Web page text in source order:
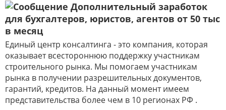
Дополнительный заработок
для бухгалтеров, юристов, агентов от 50 тыс
в месяц
Единый центр консалтинга - это компания, которая
оказывает всестороннюю поддержку участникам
строительного рынка. Мы помогаем участникам
рынка в получении разрешительных документов,
гарантий, кредитов. На данный момент имеем
представительства более чем в 10 регионах РФ .